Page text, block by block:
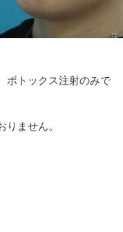
ボトックス注射のみで
りません。